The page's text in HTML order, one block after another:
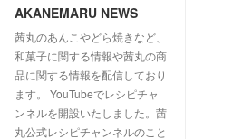
AKANEMARU NEWS
茜丸のあんこやどら焼きなど、
和菓子に関する情報や茜丸の商
品に関する情報を配信しており
ます。 YouTubeでレシピチャ
ンネルを開設いたしました。茜
丸公式レシピチャンネルのこと